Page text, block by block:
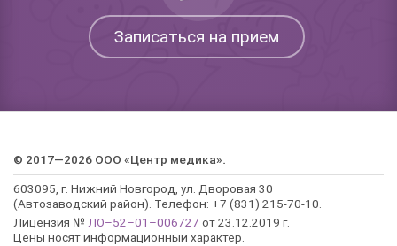
Записаться на прием
© 2017—2026 ООО «Центр медика».
603095, г. Нижний Новгород, ул. Дворовая 30
(Автозаводский район). Телефон: +7 (831) 215-70-10.
Лицензия № ЛО–52–01–006727 от 23.12.2019 г.
Цены носят информационный характер.